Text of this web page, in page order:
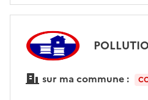
sur ma commune :